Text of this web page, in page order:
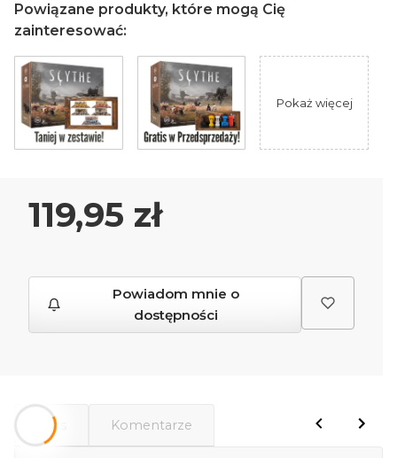
Powiązane produkty, które mogą Cię
zainteresować:
Pokaż więcej
Cena
119,95 zł
Powiadom mnie o
dostępności
Opis Komentarze